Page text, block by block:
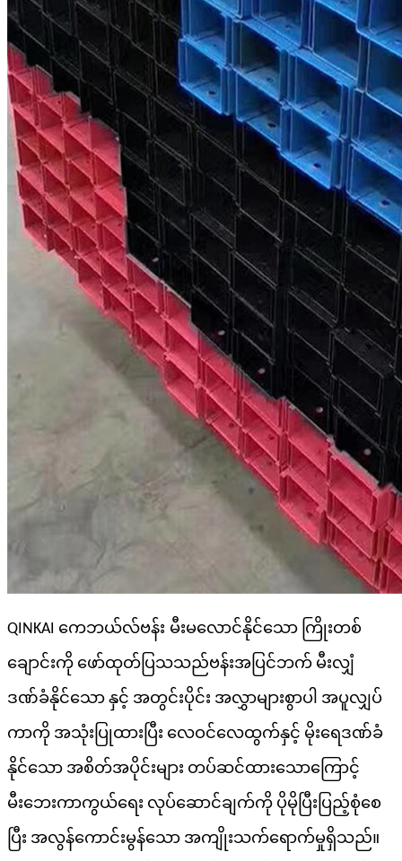
QINKAI ကေဘယ်လ်ဗန်း မီးမလောင်နိုင်သော ကြိုးတစ်
ချောင်းကို ဖော်ထုတ်ပြသသည်ဗန်းအပြင်ဘက် မီးလျှံ
ဒဏ်ခံနိုင်သော နှင့် အတွင်းပိုင်း အလွှာများစွာပါ အပူလျှပ်
ကာကို အသုံးပြုထားပြီး လေဝင်လေထွက်နှင့် မိုးရေဒဏ်ခံ
နိုင်သော အစိတ်အပိုင်းများ တပ်ဆင်ထားသောကြောင့်
မီးဘေးကာကွယ်ရေး လုပ်ဆောင်ချက်ကို ပိုမိုပြီးပြည့်စုံစေ
ပြီး အလွန်ကောင်းမွန်သော အကျိုးသက်ရောက်မှုရှိသည်။